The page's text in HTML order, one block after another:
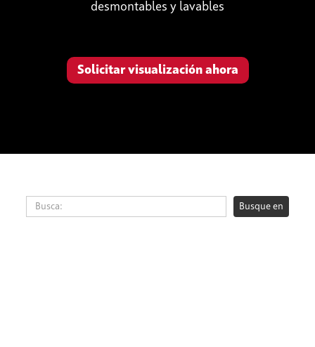
desmontables y lavables
Solicitar visualización ahora